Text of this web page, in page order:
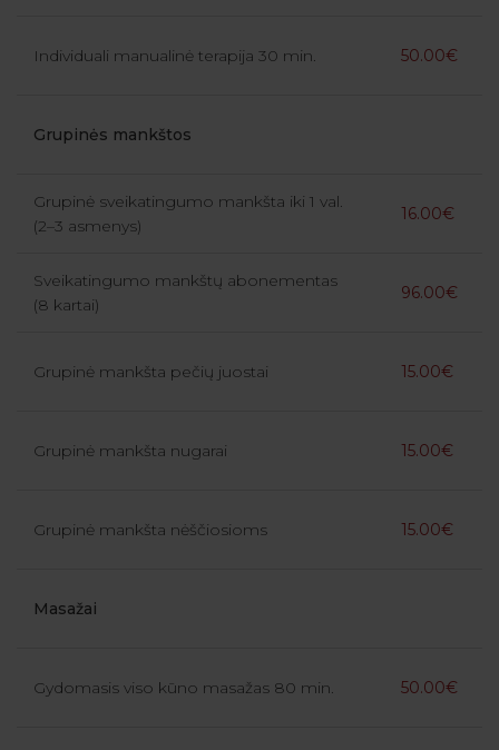
Individuali manualinė terapija 30 min. 50.00€
Grupinės mankštos
Grupinė sveikatingumo mankšta iki 1 val.
(2–3 asmenys)
16.00€
Sveikatingumo mankštų abonementas
(8 kartai)
96.00€
Grupinė mankšta pečių juostai 15.00€
Grupinė mankšta nugarai 15.00€
Grupinė mankšta nėščiosioms 15.00€
Masažai
Gydomasis viso kūno masažas 80 min. 50.00€